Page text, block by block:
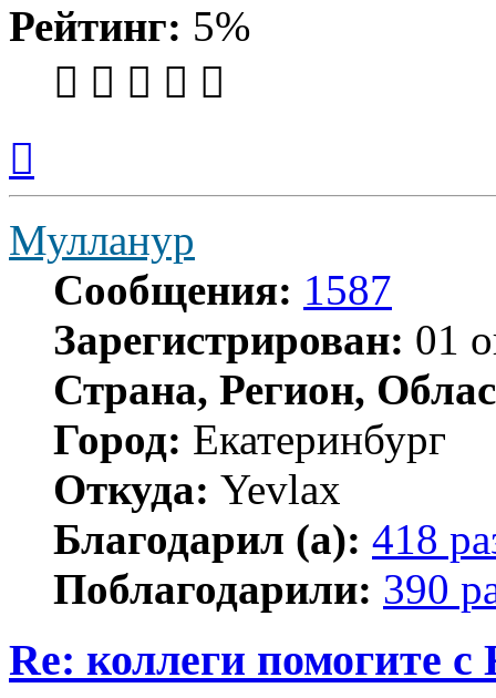
Рейтинг: 5%
началу
Мулланур
Сообщения: 1587
Зарегистрирован: 01
Страна, Регион,
Город: Екатеринбург
Откуда: Yevlax
Благодарил (а): 418
Поблагодарили: 390
Re: коллеги помогите